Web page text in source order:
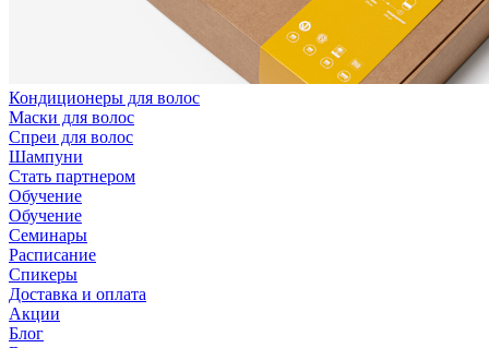
Кондиционеры для волос
Маски для волос
Спреи для волос
Шампуни
Стать партнером
Обучение
Обучение
Семинары
Расписание
Спикеры
Доставка и оплата
Акции
Блог